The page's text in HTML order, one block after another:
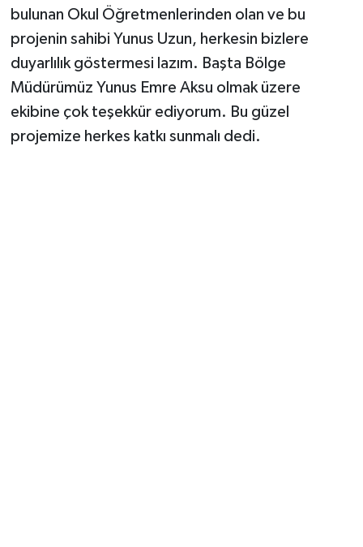
bulunan Okul Öğretmenlerinden olan ve bu
projenin sahibi Yunus Uzun, herkesin bizlere
duyarlılık göstermesi lazım. Başta Bölge
Müdürümüz Yunus Emre Aksu olmak üzere
ekibine çok teşekkür ediyorum. Bu güzel
projemize herkes katkı sunmalı dedi.